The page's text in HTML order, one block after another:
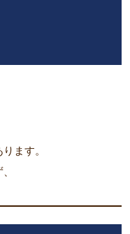
ます。